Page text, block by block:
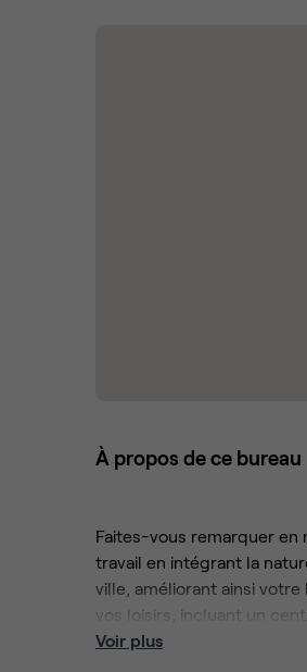
À propos de ce bureau
Faites-vous remarquer en
travail en intégrant la
ville, améliorant ainsi
vos loisirs, incluant un
espace culturel. Cet
Voir plus